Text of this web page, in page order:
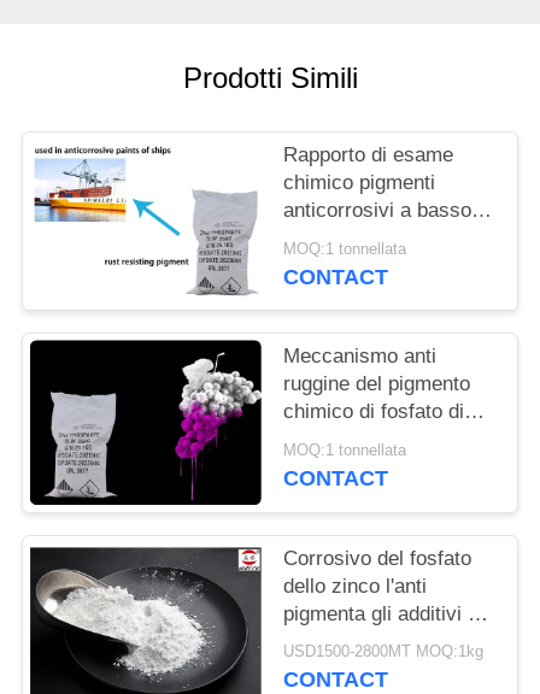
PRIVACY
POLICY
Prodotti Simili
Rapporto di esame
chimico pigmenti
anticorrosivi a basso
tenore di metalli
pesanti zinco fosfato
MOQ:1 tonnellata
CONTACT
Meccanismo anti
ruggine del pigmento
chimico di fosfato di
zinco per la
prevenzione della
MOQ:1 tonnellata
CONTACT
Corrosivo del fosfato
dello zinco l'anti
pigmenta gli additivi di
pittura e gli additivi
della mano
USD1500-2800MT MOQ:1kg
CONTACT